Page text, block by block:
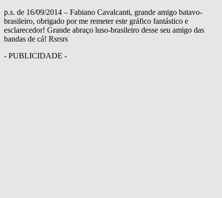
p.s. de 16/09/2014 – Fabiano Cavalcanti, grande amigo batavo-
brasileiro, obrigado por me remeter este gráfico fantástico e
esclarecedor! Grande abraço luso-brasileiro desse seu amigo das
bandas de cá! Rsrsrs
- PUBLICIDADE -